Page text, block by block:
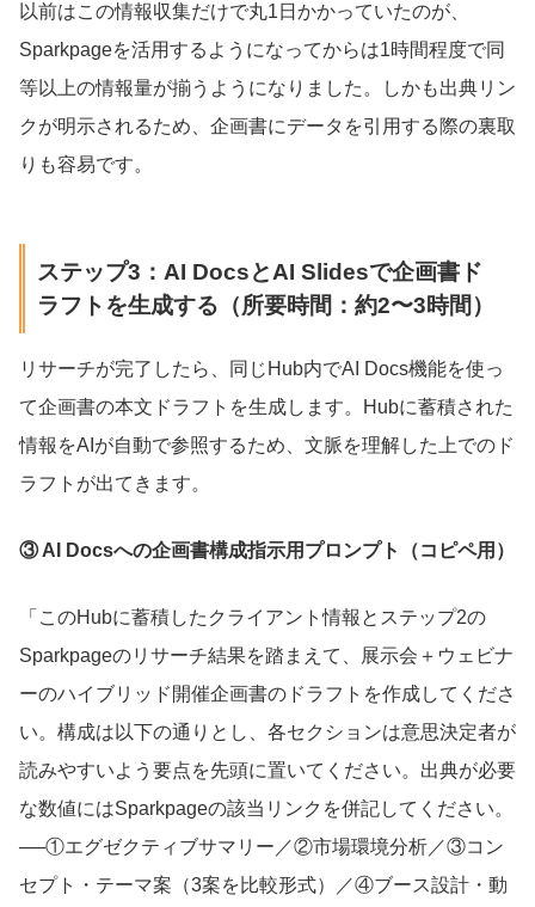
以前はこの情報収集だけで丸1日かかっていたのが、
Sparkpageを活用するようになってからは1時間程度で同
等以上の情報量が揃うようになりました。しかも出典リン
クが明示されるため、企画書にデータを引用する際の裏取
りも容易です。
ステップ3：AI DocsとAI Slidesで企画書ド
ラフトを生成する（所要時間：約2〜3時間）
リサーチが完了したら、同じHub内でAI Docs機能を使っ
て企画書の本文ドラフトを生成します。Hubに蓄積された
情報をAIが自動で参照するため、文脈を理解した上でのド
ラフトが出てきます。
③ AI Docsへの企画書構成指示用プロンプト（コピペ用）
「このHubに蓄積したクライアント情報とステップ2の
Sparkpageのリサーチ結果を踏まえて、展示会＋ウェビナ
ーのハイブリッド開催企画書のドラフトを作成してくださ
い。構成は以下の通りとし、各セクションは意思決定者が
読みやすいよう要点を先頭に置いてください。出典が必要
な数値にはSparkpageの該当リンクを併記してください。
──①エグゼクティブサマリー／②市場環境分析／③コン
セプト・テーマ案（3案を比較形式）／④ブース設計・動